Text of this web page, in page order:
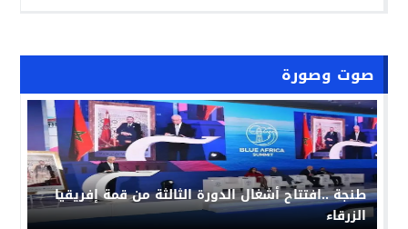
صوت وصورة
طنجة ..افتتاح أشغال الدورة الثالثة من قمة إفريقيا
الزرقاء